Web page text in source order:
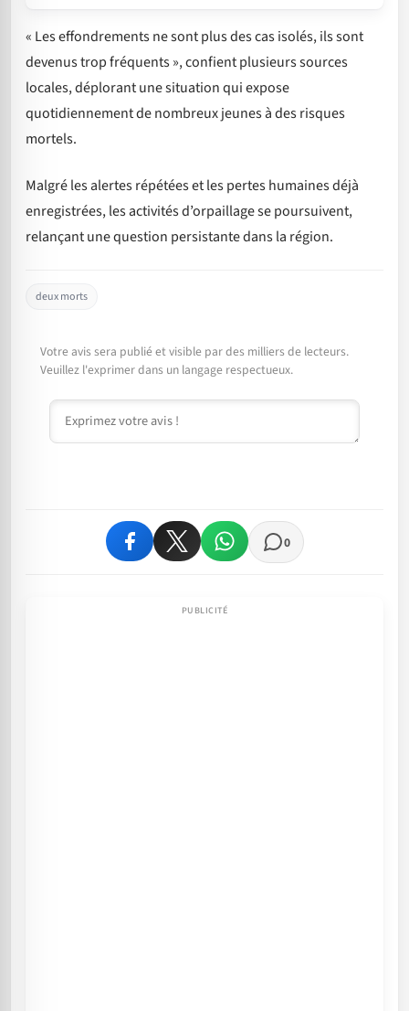
« Les effondrements ne sont plus des cas isolés, ils sont
devenus trop fréquents », confient plusieurs sources
locales, déplorant une situation qui expose
quotidiennement de nombreux jeunes à des risques
mortels.
Malgré les alertes répétées et les pertes humaines déjà
enregistrées, les activités d’orpaillage se poursuivent,
relançant une question persistante dans la région.
deux morts
Votre avis sera publié et visible par des milliers de lecteurs.
Veuillez l'exprimer dans un langage respectueux.
Commentaire
0